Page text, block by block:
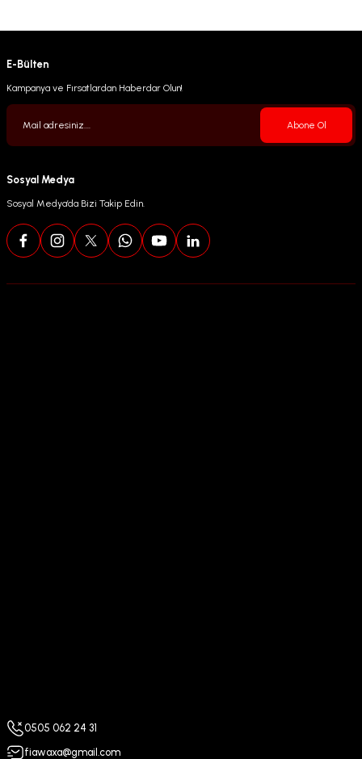
E-Bülten
Kampanya ve Fırsatlardan Haberdar Olun!
Abone Ol
Sosyal Medya
Sosyal Medya’da Bizi Takip Edin.
0505 062 24 31
fiawaxa@gmail.com